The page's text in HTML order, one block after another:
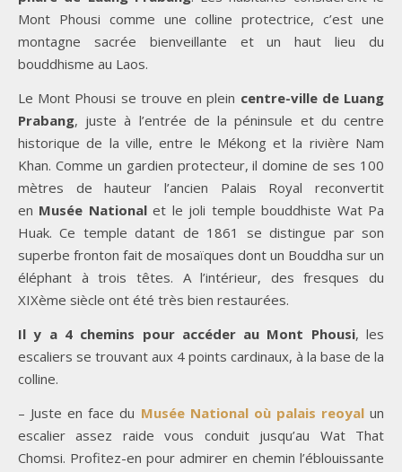
Mont Phousi comme une colline protectrice, c’est une
montagne sacrée bienveillante et un haut lieu du
bouddhisme au Laos.
Le Mont Phousi se trouve en plein centre-ville de Luang
Prabang, juste à l’entrée de la péninsule et du centre
historique de la ville, entre le Mékong et la rivière Nam
Khan. Comme un gardien protecteur, il domine de ses 100
mètres de hauteur l’ancien Palais Royal reconvertit
en Musée Nationalet le joli temple bouddhiste Wat Pa
Huak. Ce temple datant de 1861 se distingue par son
superbe fronton fait de mosaïques dont un Bouddha sur un
éléphant à trois têtes. A l’intérieur, des fresques du
XIXème siècle ont été très bien restaurées.
Il y a 4 chemins pour accéder au Mont Phousi, les
escaliers se trouvant aux 4 points cardinaux, à la base de la
colline.
– Juste en face du Musée National où palais reoyalun
escalier assez raide vous conduit jusqu’au Wat That
Chomsi. Profitez-en pour admirer en chemin l’éblouissante